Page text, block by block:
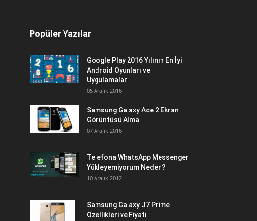
Popüler Yazılar
Google Play 2016 Yılının En İyi
Android Oyunları ve
Uygulamaları
05 Aralık 2016
Samsung Galaxy Ace 2 Ekran
Görüntüsü Alma
07 Aralık 2016
Telefona WhatsApp Messenger
Yükleyemiyorum Neden?
10 Aralık 2012
Samsung Galaxy J7 Prime
Özellikleri ve Fiyatı